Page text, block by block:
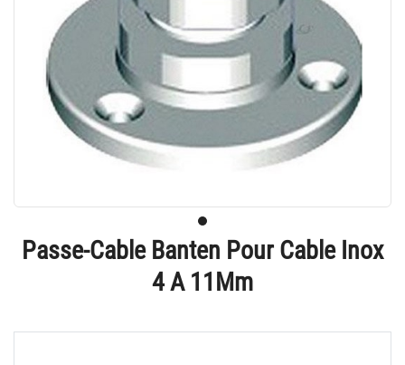
Passe-Cable Banten Pour Cable Inox
4 A 11Mm